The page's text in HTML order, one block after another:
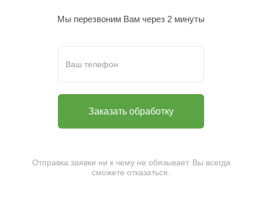
Мы перезвоним Вам через 2 минуты
Отправка заявки ни к чему не обязывает. Вы всегда
сможете отказаться.